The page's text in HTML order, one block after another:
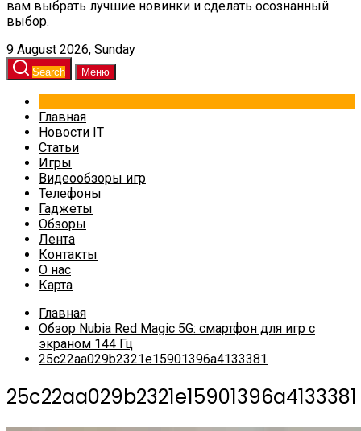
вам выбрать лучшие новинки и сделать осознанный
выбор.
9 August 2026, Sunday
Search Меню
Главная
Новости IT
Статьи
Игры
Видеообзоры игр
Телефоны
Гаджеты
Обзоры
Лента
Контакты
О нас
Карта
Главная
Обзор Nubia Red Magic 5G: смартфон для игр с
экраном 144 Гц
25c22aa029b2321e15901396a4133381
25c22aa029b2321e15901396a4133381